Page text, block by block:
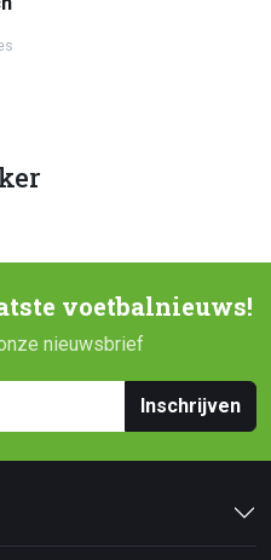
voetbalnieuws!
nieuwsbrief
Inschrijven